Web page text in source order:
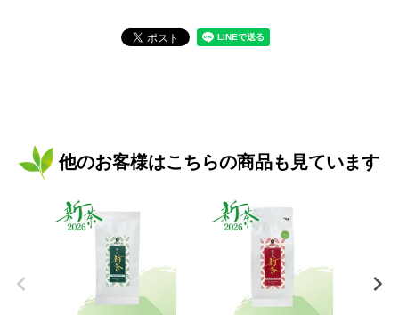
他のお客様はこちらの商品も見ています